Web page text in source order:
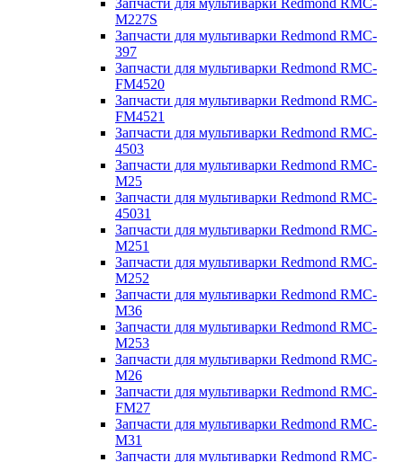
Запчасти для мультиварки Redmond RMC-
M227S
Запчасти для мультиварки Redmond RMC-
397
Запчасти для мультиварки Redmond RMC-
FM4520
Запчасти для мультиварки Redmond RMC-
FM4521
Запчасти для мультиварки Redmond RMC-
4503
Запчасти для мультиварки Redmond RMC-
M25
Запчасти для мультиварки Redmond RMC-
45031
Запчасти для мультиварки Redmond RMC-
M251
Запчасти для мультиварки Redmond RMC-
M252
Запчасти для мультиварки Redmond RMC-
M36
Запчасти для мультиварки Redmond RMC-
M253
Запчасти для мультиварки Redmond RMC-
M26
Запчасти для мультиварки Redmond RMC-
FM27
Запчасти для мультиварки Redmond RMC-
M31
Запчасти для мультиварки Redmond RMC-